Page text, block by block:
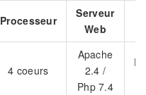
Processeur
Serveur
Web
4 coeurs
Apache
2.4 /
Php 7.4